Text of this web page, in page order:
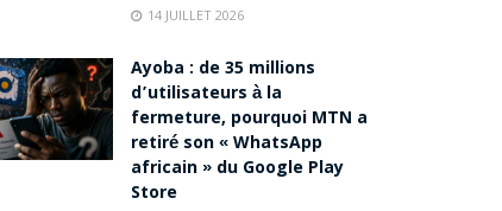
14 JUILLET 2026
Ayoba : de 35 millions
d’utilisateurs à la
fermeture, pourquoi MTN a
retiré son « WhatsApp
africain » du Google Play
Store